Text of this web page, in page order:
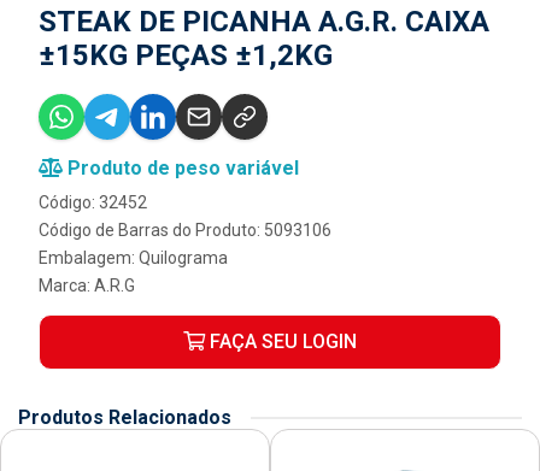
STEAK DE PICANHA A.G.R. CAIXA
±15KG PEÇAS ±1,2KG
Produto de peso variável
Código: 32452
Código de Barras do Produto: 5093106
Embalagem: Quilograma
Marca: A.R.G
FAÇA SEU LOGIN
Produtos Relacionados